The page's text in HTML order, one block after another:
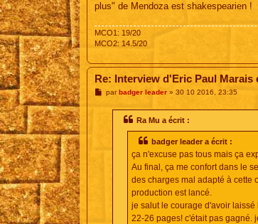
plus" de Mendoza est shakespearien !
MCO1: 19/20
MCO2: 14.5/20
Re: Interview d'Eric Paul Marais
Mparbadger leader» 30 10 2016, 23:35
Ra Mu a écrit :
badger leader a écrit :
ça n'excuse pas tous mais ça
Au final, ça me confort dans le
des charges mal adapté à cette
production est lancé.
je salut le courage d'avoir
22-26 pages! c'était pas gagné.